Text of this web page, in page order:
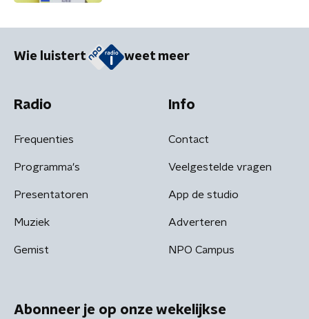
Wie luistert weet meer
Radio
Frequenties
Programma's
Presentatoren
Muziek
Gemist
Info
Contact
Veelgestelde vragen
App de studio
Adverteren
NPO Campus
Abonneer je op onze wekelijkse